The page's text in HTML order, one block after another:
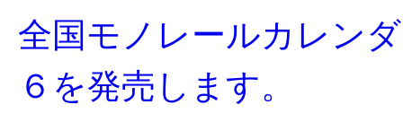
全国モノレールカレン
６を発売します。